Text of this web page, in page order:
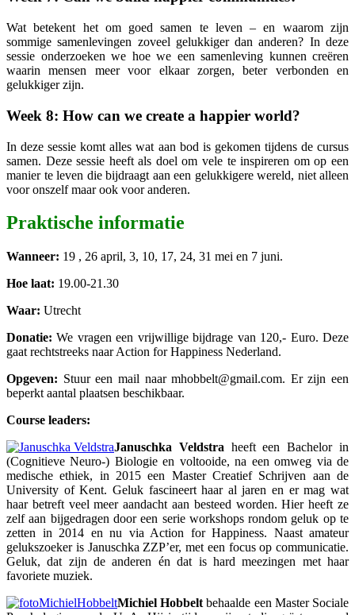
Wat betekent het om goed samen te leven – en waarom zijn
sommige samenlevingen zoveel gelukkiger dan anderen? In deze
sessie onderzoeken we hoe we een samenleving kunnen creëren
waarin mensen meer voor elkaar zorgen, beter verbonden en
gelukkiger zijn.
Week 8: How can we create a happier world?
In deze sessie komt alles wat aan bod is gekomen tijdens de cursus
samen. Deze sessie heeft als doel om vele te inspireren om op een
manier te leven die bijdraagt aan een gelukkigere wereld, niet alleen
voor onszelf maar ook voor anderen.
Praktische informatie
Wanneer: 19 , 26 april, 3, 10, 17, 24, 31 mei en 7 juni.
Hoe laat: 19.00-21.30
Waar: Utrecht
Donatie: We vragen een vrijwillige bijdrage van 120,- Euro. Deze
gaat rechtstreeks naar Action for Happiness Nederland.
Opgeven: Stuur een mail naar mhobbelt@gmail.com. Er zijn een
beperkt aantal plaatsen beschikbaar.
Course leaders:
Januschka Veldstra heeft een Bachelor in
(Cognitieve Neuro-) Biologie en voltooide, na een omweg via de
medische ethiek, in 2015 een Master Creatief Schrijven aan de
University of Kent. Geluk fascineert haar al jaren en er mag wat
haar betreft veel meer aandacht aan besteed worden. Hier heeft ze
zelf aan bijgedragen door een serie workshops rondom geluk op te
zetten in 2014 en nu via Action for Happiness. Naast amateur
gelukszoeker is Januschka ZZP’er, met een focus op communicatie.
Geluk, dat zijn de anderen én dat is hard meezingen met haar
favoriete muziek.
Michiel Hobbelt behaalde een Master Sociale